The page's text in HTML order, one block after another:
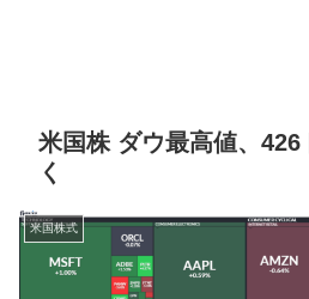
米国株 ダウ最高値、
く
米国株式